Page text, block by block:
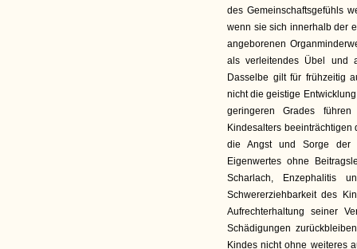
des Gemeinschaftsgefühls
wenn sie sich innerhalb der
angeborenen
als verleitendes Übel und
Dasselbe gilt für frühzeitig
nicht die geistige
geringeren Grades
Kindesalters
die Angst und Sorge der
Eigenwertes ohne
Scharlach, Enzephalitis
Schwererziehbarkeit des
Aufrechterhaltung seiner
Schädigungen
Kindes nicht ohne weiteres